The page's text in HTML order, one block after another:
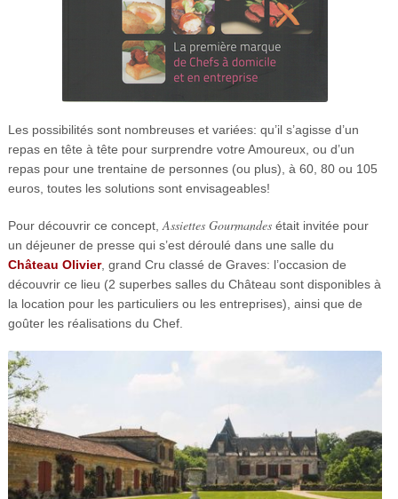
Les possibilités sont nombreuses et variées: qu’il s’agisse d’un
repas en tête à tête pour surprendre votre Amoureux, ou d’un
repas pour une trentaine de personnes (ou plus), à 60, 80 ou 105
euros, toutes les solutions sont envisageables!
Pour découvrir ce concept, Assiettes Gourmandesétait invitée pour
un déjeuner de presse qui s’est déroulé dans une salle du
Château Olivier, grand Cru classé de Graves: l’occasion de
découvrir ce lieu (2 superbes salles du Château sont disponibles à
la location pour les particuliers ou les entreprises), ainsi que de
goûter les réalisations du Chef.